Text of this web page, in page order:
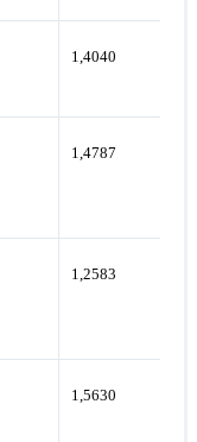
1,4040
1,4787
1,2583
1,5630